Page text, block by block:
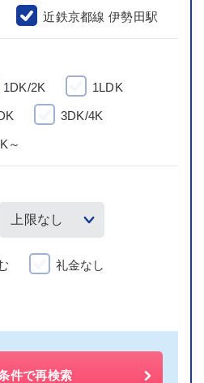
近鉄京都線 伊勢田駅
1DK/2K 1LDK
3DK/4K
～
礼金なし
件で再検索